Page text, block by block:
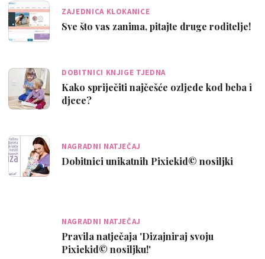
ZAJEDNICA KLOKANICE
Sve što vas zanima, pitajte druge roditelje!
DOBITNICI KNJIGE TJEDNA
Kako spriječiti najčešće ozljede kod beba i
djece?
NAGRADNI NATJEČAJ
Dobitnici unikatnih Pixiekid© nosiljki
NAGRADNI NATJEČAJ
Pravila natječaja 'Dizajniraj svoju
Pixiekid© nosiljku!'